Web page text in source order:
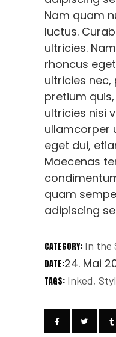
Nam quam
luctus.
ultricies.
rhoncus
ultricies nec,
pretium
ultricies nisi
ullamcorper
eget dui,
Maecenas
quam
adipiscing
CATEGORY: In the
DATE:24. Mai
TAGS: Inked